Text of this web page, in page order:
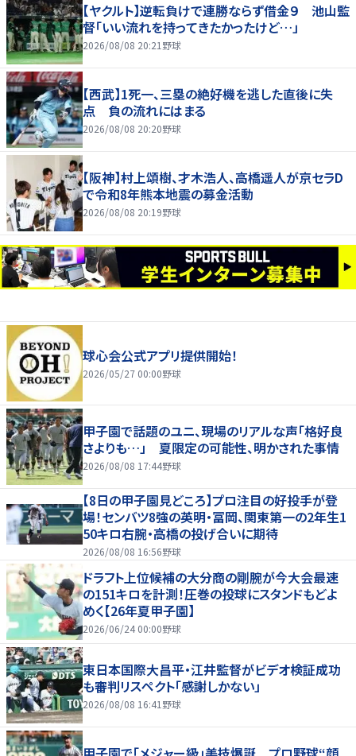
【ヤクルト】逆転負けで連勝ならず借金９ 池山監
督「いい流れを持ってきたかったけど…」
2026/08/08 20:21野球
【西武】1死一、三塁の絶好機を逃した直後に失
点 負の流れにはまる
2026/08/08 20:20野球
【阪神】村上頌樹、才木浩人、高橋遥人が京セラD
で令和8年熊本地震の募金活動
2026/08/08 20:19野球
球心会公式アプリ提供開始！
2026/05/27 00:00野球
甲子園で話題のユニ、現場のリアルな声「格好良
さよりも…」 夏限定の可能性、明かされた事情
2026/08/08 17:44野球
【8日の甲子園見どころ】プロ注目の好投手が登
場！センバツ8強の英明・冨岡、関東第一の2年生1
50キロ右腕・高橋の投げ合いに期待
2026/08/08 16:56野球
ドラフト上位候補の大分商の剛腕が今大会最速
の151キロを計測！圧巻の投球にスタンドもどよ
めく【26年夏甲子園】
2026/06/24 00:00野球
東日本国際大昌平・江井監督がビデオ検証成功
も審判リスペクト「感謝しかない」
2026/08/08 16:41 野球